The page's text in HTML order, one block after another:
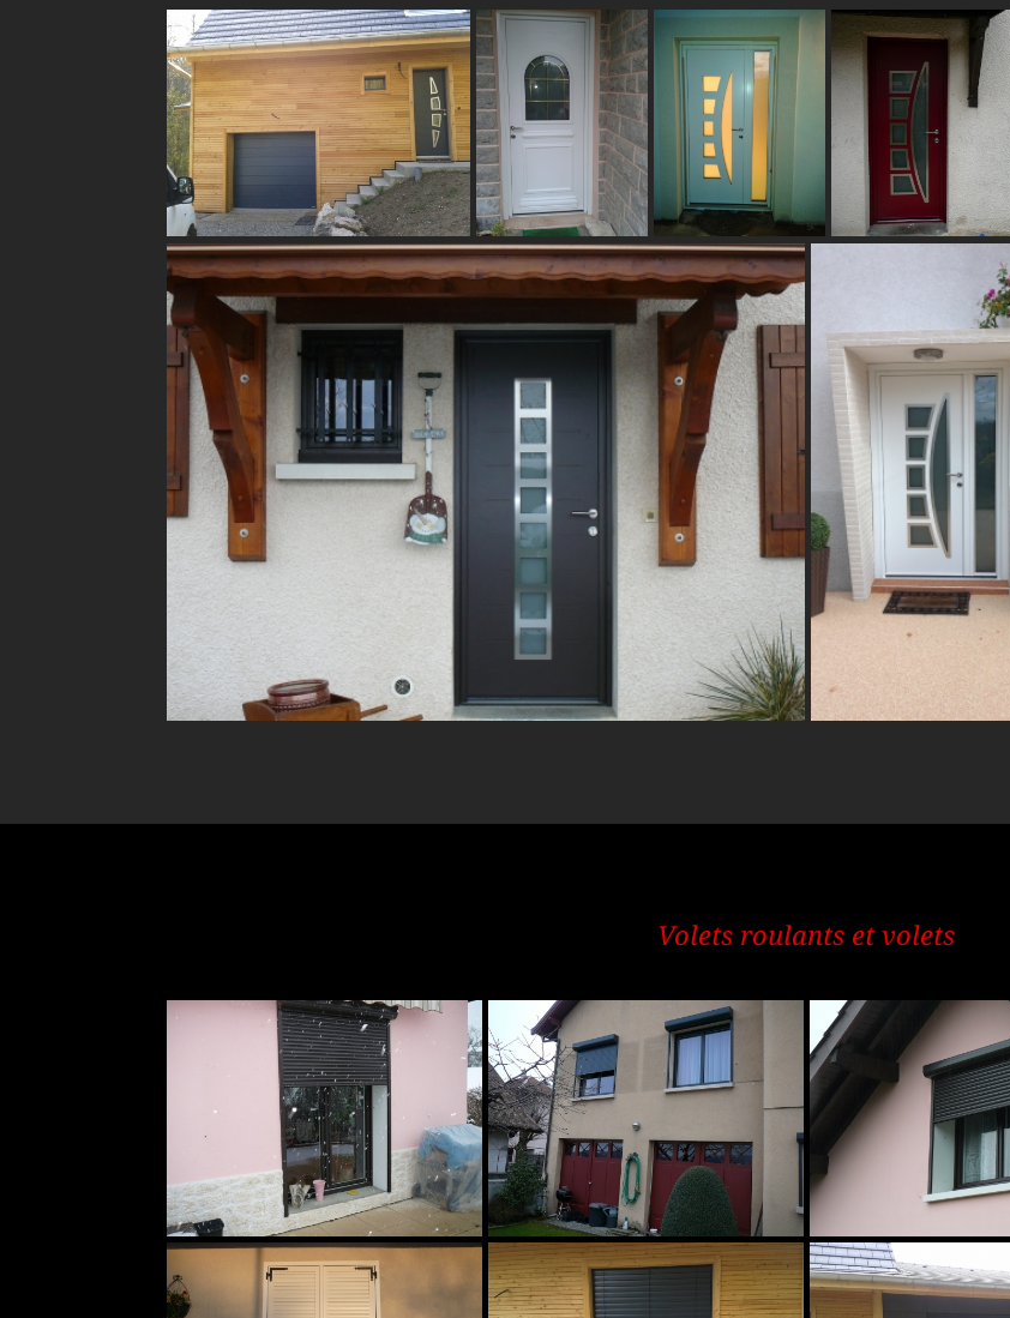
Volets roulants et volets